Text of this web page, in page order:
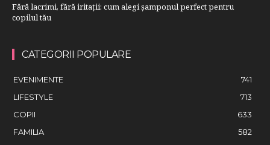
Fără lacrimi, fără iritații: cum alegi șamponul perfect pentru
copilul tău
CATEGORII POPULARE
EVENIMENTE
741
LIFESTYLE
713
COPII
633
FAMILIA
582